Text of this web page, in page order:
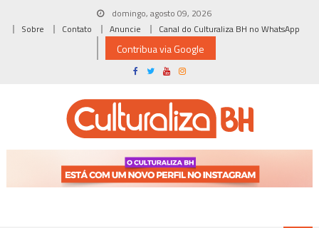
domingo, agosto 09, 2026
Sobre
Contato Anuncie Canal do Culturaliza BH no WhatsApp
Contribua via Google